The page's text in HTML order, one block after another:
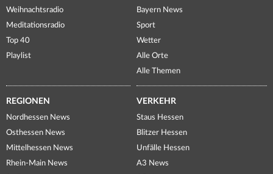
Weihnachtsradio
Meditationsradio
Top 40
Playlist
Bayern News
Sport
Wetter
Alle Orte
Alle Themen
REGIONEN
Nordhessen News
Osthessen News
Mittelhessen News
Rhein-Main News
VERKEHR
Staus Hessen
Blitzer Hessen
Unfälle Hessen
A3 News